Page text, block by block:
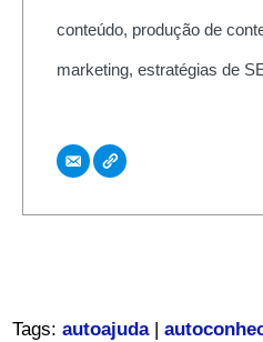
conteúdo, produção de
marketing, estratégias de
Tags: autoajuda|